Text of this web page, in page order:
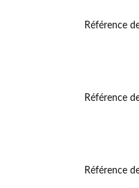
Référence
Référence
Référence